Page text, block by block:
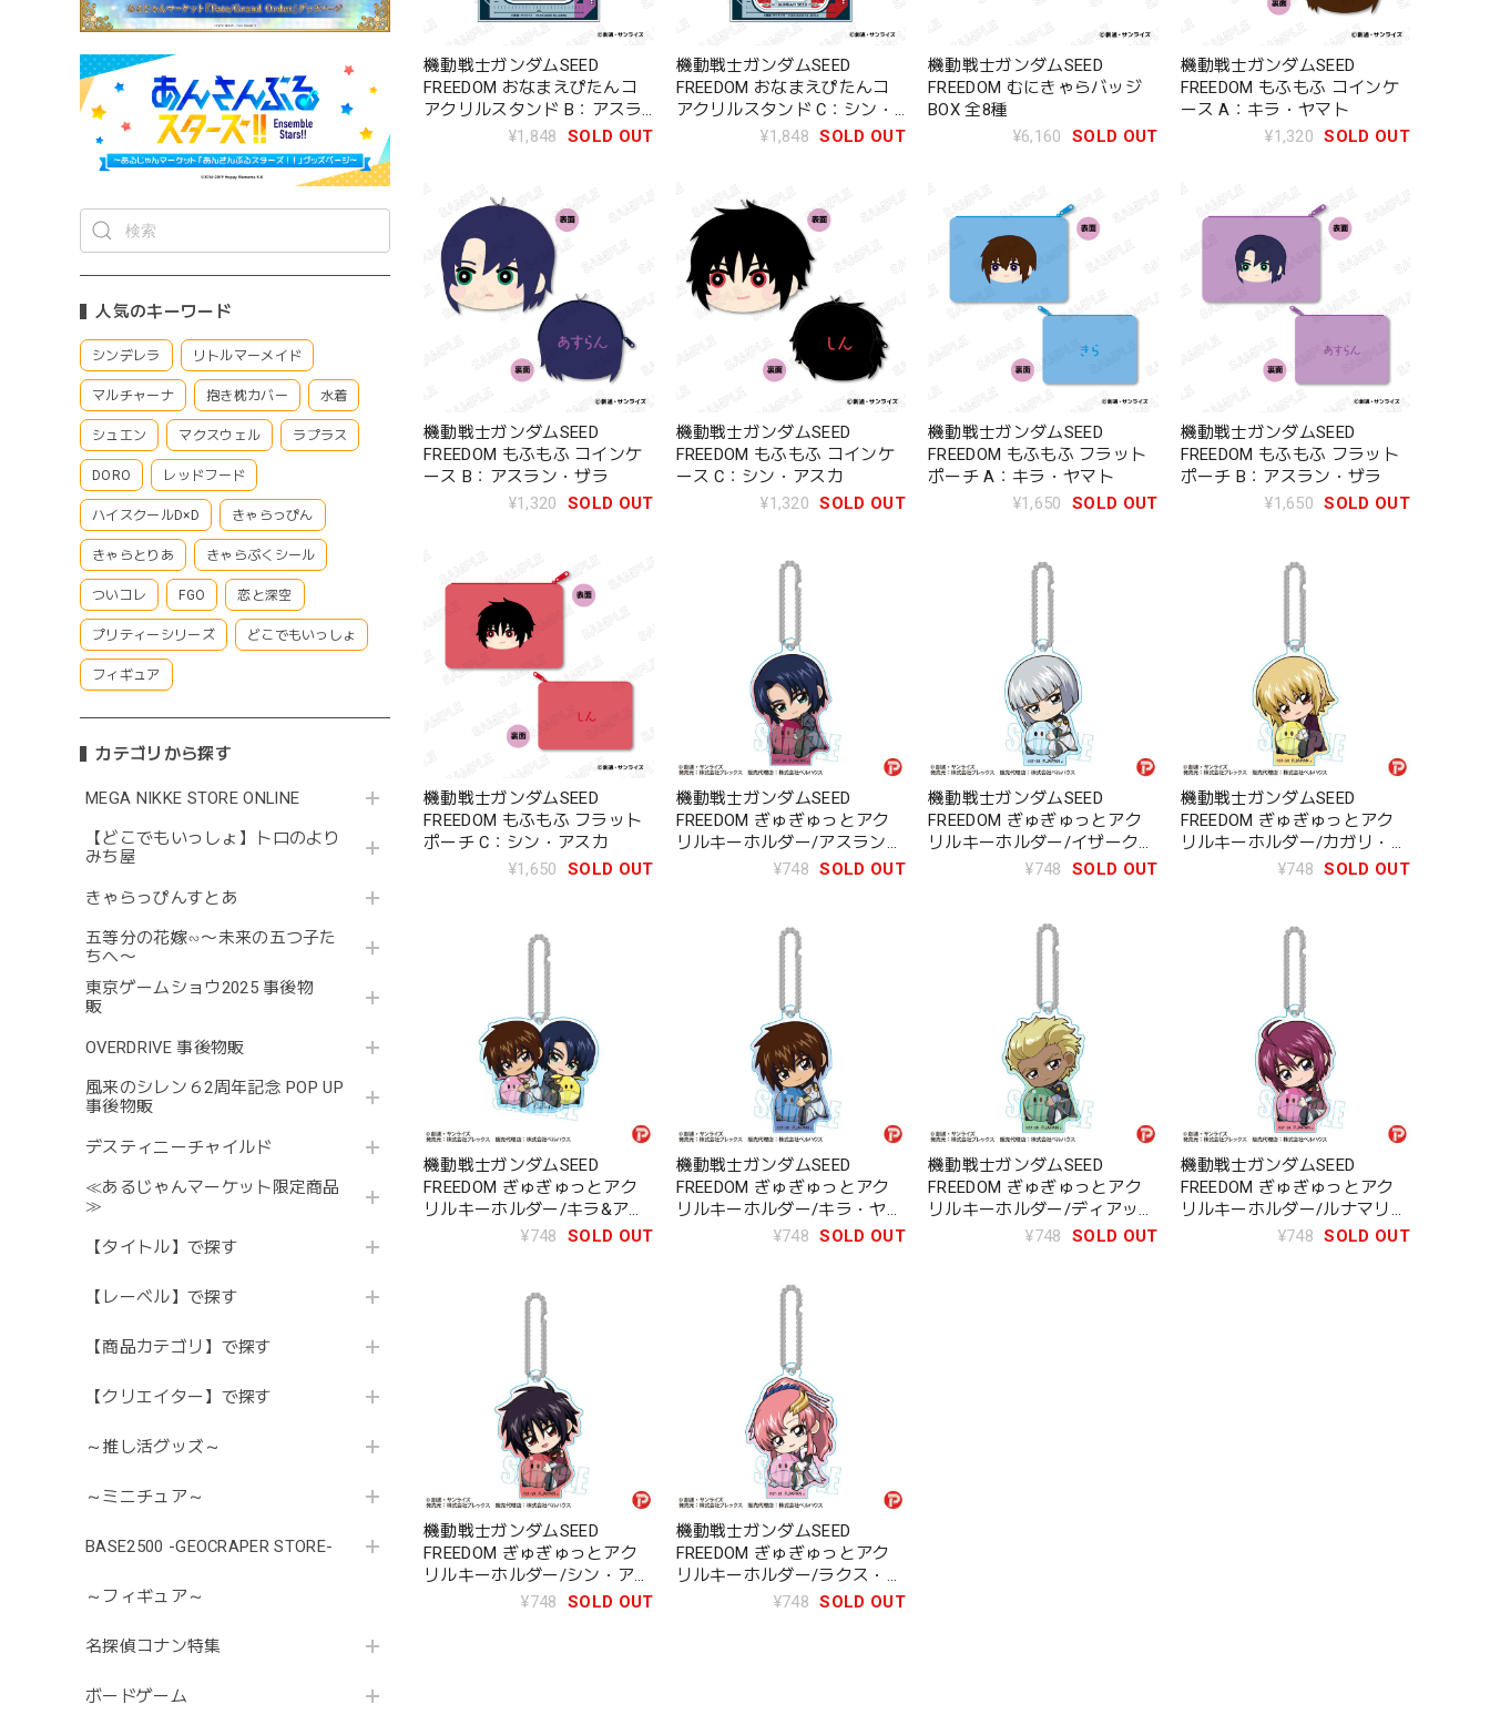
人気のキーワード
シンデレラ リトルマーメイド
マルチャーナ 抱き枕カバー 水着
シュエン マクスウェル ラプラス
DORO レッドフード
ハイスクールD×D きゃらっぴん
きゃらとりあ きゃらぷくシール
ついコレ FGO 恋と深空
プリティーシリーズ どこでもいっしょ
フィギュア
カテゴリから探す
MEGA NIKKE STORE ONLINE
【どこでもいっしょ】トロのより
みち屋
きゃらっぴんすとあ
五等分の花嫁∽〜未来の五つ子た
ちへ〜
東京ゲームショウ2025 事後物
販
OVERDRIVE 事後物販
風来のシレン６2周年記念 POP UP
事後物販
デスティニーチャイルド
≪あるじゃんマーケット限定商品
≫
【タイトル】で探す
【レーベル】で探す
【商品カテゴリ】で探す
【クリエイター】で探す
～推し活グッズ～
～ミニチュア～
BASE2500 -GEOCRAPER STORE-
～フィギュア～
名探偵コナン特集
ボードゲーム
機動戦士ガンダムSEED
FREEDOM おなまえぴたんコ
アクリルスタンド B：アスラ
¥1,848 SOLD OUT
機動戦士ガンダムSEED
FREEDOM おなまえぴたんコ
アクリルスタンド C：シン・
¥1,848 SOLD OUT
機動戦士ガンダムSEED
FREEDOM むにきゃらバッジ
BOX 全8種
¥6,160
SOLD OUT
機動戦士ガンダムSEED
FREEDOM もふもふ コインケ
ース A：キラ・ヤマト
¥1,320 SOLD OUT
機動戦士ガンダムSEED
FREEDOM もふもふ コインケ
ース B：アスラン・ザラ
¥1,320
SOLD OUT
機動戦士ガンダムSEED
FREEDOM もふもふ コインケ
ース C：シン・アスカ
¥1,320 SOLD OUT
機動戦士ガンダムSEED
FREEDOM もふもふ フラット
ポーチ A：キラ・ヤマト
¥1,650
SOLD OUT
機動戦士ガンダムSEED
FREEDOM もふもふ フラット
ポーチ B：アスラン・ザラ
¥1,650 SOLD OUT
機動戦士ガンダムSEED
FREEDOM もふもふ フラット
ポーチ C：シン・アスカ
¥1,650
SOLD OUT
機動戦士ガンダムSEED
FREEDOM ぎゅぎゅっとアク
リルキーホルダー/アスラン・
¥748 SOLD OUT
機動戦士ガンダムSEED
FREEDOM ぎゅぎゅっとアク
リルキーホルダー/イザーク・
¥748 SOLD OUT
機動戦士ガンダムSEED
FREEDOM ぎゅぎゅっとアク
リルキーホルダー/カガリ・ユ
¥748 SOLD OUT
機動戦士ガンダムSEED
FREEDOM ぎゅぎゅっとアク
リルキーホルダー/キラ&アス
¥748 SOLD OUT
機動戦士ガンダムSEED
FREEDOM ぎゅぎゅっとアク
リルキーホルダー/キラ・ヤマ
¥748 SOLD OUT
機動戦士ガンダムSEED
FREEDOM ぎゅぎゅっとアク
リルキーホルダー/ディアッ
カ・エルスマン
¥748 SOLD OUT
機動戦士ガンダムSEED
FREEDOM ぎゅぎゅっとアク
リルキーホルダー/ルナマリ
¥748 SOLD OUT
機動戦士ガンダムSEED
FREEDOM ぎゅぎゅっとアク
リルキーホルダー/シン・アス
¥748 SOLD OUT
機動戦士ガンダムSEED
FREEDOM ぎゅぎゅっとアク
リルキーホルダー/ラクス・ク
¥748 SOLD OUT